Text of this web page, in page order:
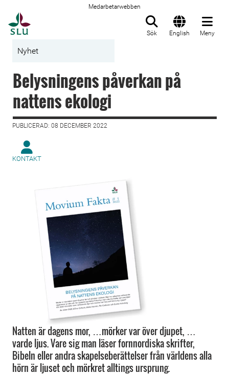
Medarbetarwebben
Sök English Meny
Nyhet
Belysningens påverkan på
nattens ekologi
PUBLICERAD: 08 DECEMBER 2022
KONTAKT
Natten är dagens mor, …mörker var över djupet, …
varde ljus. Vare sig man läser fornnordiska skrifter,
Bibeln eller andra skapelseberättelser från världens alla
hörn är ljuset och mörkret alltings ursprung.